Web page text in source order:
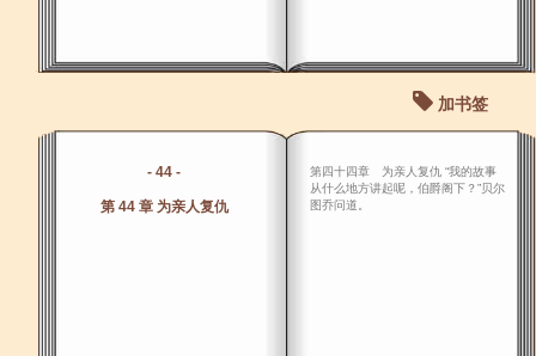
加书签
- 44 -
第 44 章 为亲人复仇
第四十四章 为亲人复仇 “我的故事
从什么地方讲起呢，伯爵阁下？”贝尔
图乔问道。